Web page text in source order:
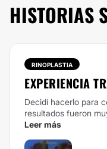
HISTORIAS
RINOPLASTIA
EXPERIENCIA
Decidí hacerlo para
resultados fueron
Leer más